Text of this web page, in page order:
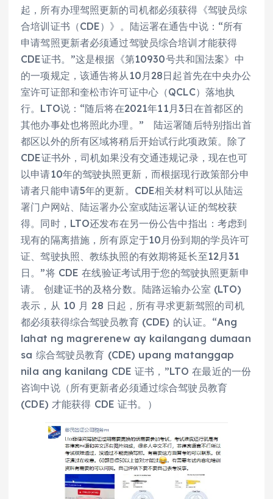
起，所有办理驾照更新的司机都必须获得《驾驶员综
合培训证书（CDE）》。陆运署在通告中说：“所有
申请驾照更新者必须通过驾驶员综合培训才能获得
CDE证书。”这是根据《第10930号共和国法案》中
的一项规定，该通告将从10月28日起首先在中央办公
室许可证部和奎松市许可证中心（QCLC）落地执
行。LTO说：“随后将在2021年11月3日在首都区的
其他办事处也将照此办理。” 陆运署随后特别指出首
都区以外的所有区域将稍后开始试行此项政策。除了
CDE证书外，司机如果没有交通违规记录，现在也可
以申请10年的驾驶执照更新，而根据现行政策部分申
请者只能申请5年的更新。CDE相关材料可以从陆运
署门户网站、陆运署办公室或陆运署认证的驾校获
得。同时，LTO还发布在另一份公告中指出：考虑到
现有的隔离措施，所有原定于10月份到期的学员许可
证、驾驶执照、教练执照的有效期将延长至12月31
日。”将 CDE 在线验证考试用于您的驾驶执照更新申
请。 创建证书的及格分数。陆路运输办公室 (LTO)
表示，从 10 月 28 日起，所有寻求更新驾照的司机
都必须获得综合驾驶员教育 (CDE) 的认证。“Ang
lahat ng magrerenew ay kailangang dumaan
sa 综合驾驶员教育 (CDE) upang matanggap
nila ang kanilang CDE 证书，”LTO 在最近的一份
咨询中说（所有更新者必须通过综合驾驶员教育
(CDE) 才能获得 CDE 证书。）